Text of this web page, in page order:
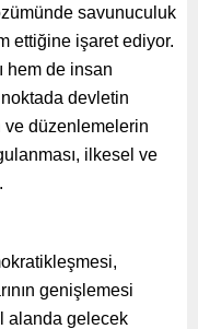
savunuculuk
ettiğine işaret ediyor.
hem de insan
noktada devletin
düzenlemelerin
ilkesel ve
genişlemesi
alanda gelecek